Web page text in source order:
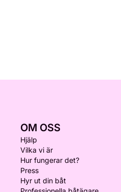
OM OSS
Hjälp
Vilka vi är
Hur fungerar det?
Press
Hyr ut din båt